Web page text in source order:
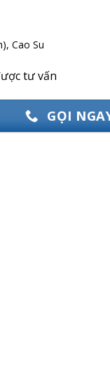
Cao Su
tư vấn
GỌI